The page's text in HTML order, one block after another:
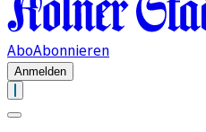
AboAbonnieren
Anmelden